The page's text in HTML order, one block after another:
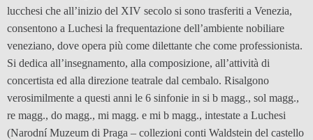
lucchesi che all’inizio del XIV secolo si sono trasferiti a Venezia,
consentono a Luchesi la frequentazione dell’ambiente nobiliare
veneziano, dove opera più come dilettante che come professionista.
Si dedica all’insegnamento, alla composizione, all’attività di
concertista ed alla direzione teatrale dal cembalo. Risalgono
verosimilmente a questi anni le 6 sinfonie in si b magg., sol magg.,
re magg., do magg., mi magg. e mi b magg., intestate a Luchesi
(Narodní Muzeum di Praga – collezioni conti Waldstein del castello